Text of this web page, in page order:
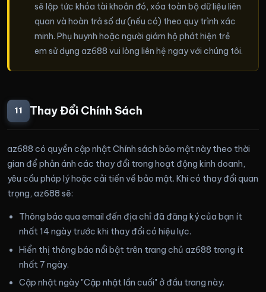
sẽ lập tức khóa tài khoản đó, xóa toàn bộ dữ liệu liên
quan và hoàn trả số dư (nếu có) theo quy trình xác
minh. Phụ huynh hoặc người giám hộ phát hiện trẻ
em sử dụng az688 vui lòng liên hệ ngay với chúng tôi.
11 Thay Đổi Chính Sách
az688 có quyền cập nhật Chính sách bảo mật này theo thời
gian để phản ánh các thay đổi trong hoạt động kinh doanh,
yêu cầu pháp lý hoặc cải tiến về bảo mật. Khi có thay đổi quan
trọng, az688 sẽ:
Thông báo qua email đến địa chỉ đã đăng ký của bạn ít
nhất 14 ngày trước khi thay đổi có hiệu lực.
Hiển thị thông báo nổi bật trên trang chủ az688 trong ít
nhất 7 ngày.
Cập nhật ngày "Cập nhật lần cuối" ở đầu trang này.